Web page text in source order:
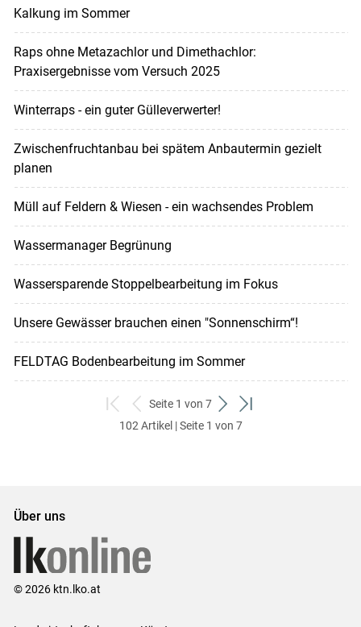
Kalkung im Sommer
Raps ohne Metazachlor und Dimethachlor:
Praxisergebnisse vom Versuch 2025
Winterraps - ein guter Gülleverwerter!
Zwischenfruchtanbau bei spätem Anbautermin gezielt
planen
Müll auf Feldern & Wiesen - ein wachsendes Problem
Wassermanager Begrünung
Wassersparende Stoppelbearbeitung im Fokus
Unsere Gewässer brauchen einen "Sonnenschirm“!
FELDTAG Bodenbearbeitung im Sommer
zum
ersten
zurück
zum
Seite 1 von 7
weiter
zum
zum
102 Artikel | Seite 1 von 7
Über uns
© 2026 ktn.lko.at